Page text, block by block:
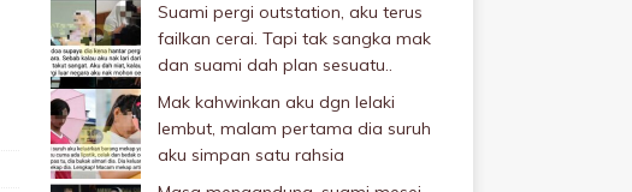
Suami pergi outstation, aku terus
failkan cerai. Tapi tak sangka mak
dan suami dah plan sesuatu..
Mak kahwinkan aku dgn lelaki
Iembut, malam pertama dia suruh
aku simpan satu rahsia